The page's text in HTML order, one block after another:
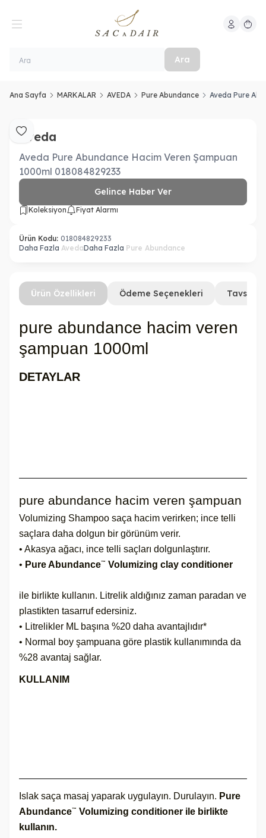
Ara
Hesabım
Ana Sayfa MARKALAR AVEDA Pure Abundance Aveda Pure
Favoriye Ekle
Aveda
Aveda Pure Abundance Hacim Veren Şampuan
1000ml 018084829233
Gelince Haber Ver
Koleksiyon Fiyat Alarmı
Ürün Kodu: 018084829233
Daha Fazla AvedaDaha Fazla Pure Abundance
Ürün Özellikleri Ödeme Seçenekleri Tavsiye
pure abundance hacim veren
şampuan 1000ml
DETAYLAR
pure abundance hacim veren şampuan
Volumizing Shampoo saça hacim verirken; ince telli
saçlara daha dolgun bir görünüm verir.
• Akasya ağacı, ince telli saçları dolgunlaştırır.
• Pure Abundance™ Volumizing clay conditioner
ile birlikte kullanın. Litrelik aldığınız zaman paradan ve
plastikten tasarruf edersiniz.
• Litrelikler ML başına %20 daha avantajlıdır*
• Normal boy şampuana göre plastik kullanımında da
%28 avantaj sağlar.
KULLANIM
Islak saça masaj yaparak uygulayın. Durulayın. Pure
Abundance™ Volumizing conditioner ile birlikte
kullanın.